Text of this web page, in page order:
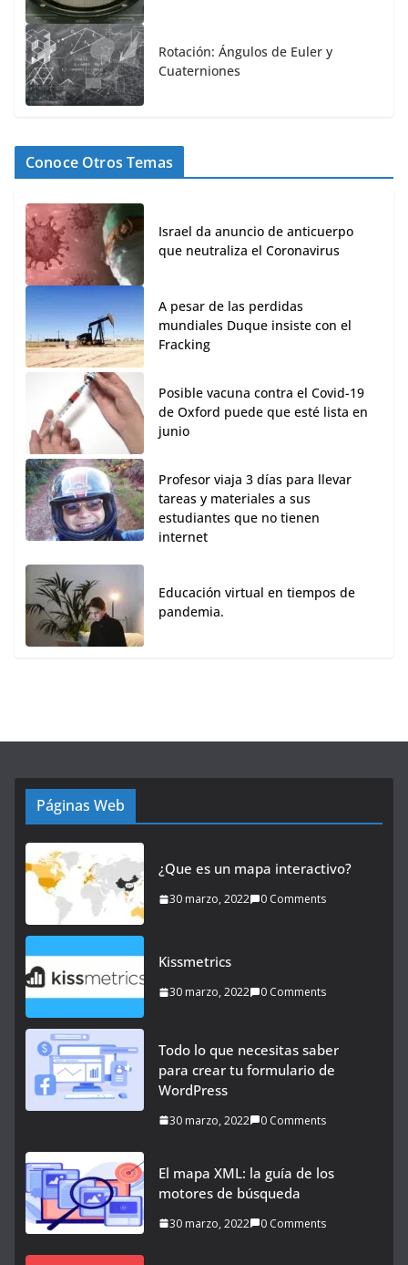
Rotación: Ángulos de Euler y
Cuaterniones
Conoce Otros Temas
Israel da anuncio de anticuerpo
que neutraliza el Coronavirus
A pesar de las perdidas
mundiales Duque insiste con el
Fracking
Posible vacuna contra el Covid-19
de Oxford puede que esté lista en
junio
Profesor viaja 3 días para llevar
tareas y materiales a sus
estudiantes que no tienen
internet
Educación virtual en tiempos de
pandemia.
Páginas Web
¿Que es un mapa interactivo?
30 marzo, 2022 0 Comments
Kissmetrics
30 marzo, 2022 0 Comments
Todo lo que necesitas saber
para crear tu formulario de
WordPress
30 marzo, 2022 0 Comments
El mapa XML: la guía de los
motores de búsqueda
30 marzo, 2022 0 Comments